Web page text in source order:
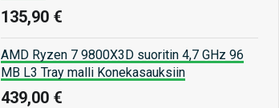
135,90 €
AMD Ryzen 7 9800X3D suoritin 4,7 GHz 96
MB L3 Tray malli Konekasauksiin
439,00 €